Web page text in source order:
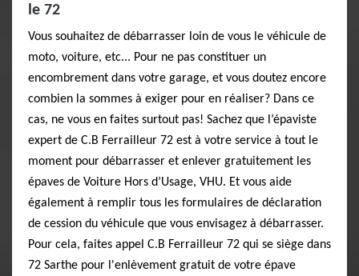
le 72
Vous souhaitez de débarrasser loin de vous le véhicule de
moto, voiture, etc... Pour ne pas constituer un
encombrement dans votre garage, et vous doutez encore
combien la sommes à exiger pour en réaliser? Dans ce
cas, ne vous en faites surtout pas! Sachez que l’épaviste
expert de C.B Ferrailleur 72 est à votre service à tout le
moment pour débarrasser et enlever gratuitement les
épaves de Voiture Hors d’Usage, VHU. Et vous aide
également à remplir tous les formulaires de déclaration
de cession du véhicule que vous envisagez à débarrasser.
Pour cela, faites appel C.B Ferrailleur 72 qui se siège dans
72 Sarthe pour l'enlèvement gratuit de votre épave